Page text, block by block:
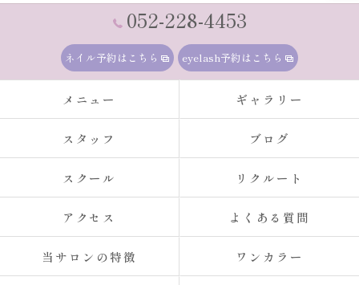
052-228-4453
ネイル予約はこちら eyelash予約はこちら
メニュー ギャラリー
スタッフ ブログ
スクール リクルート
アクセス よくある質問
当サロンの特徴 ワンカラー